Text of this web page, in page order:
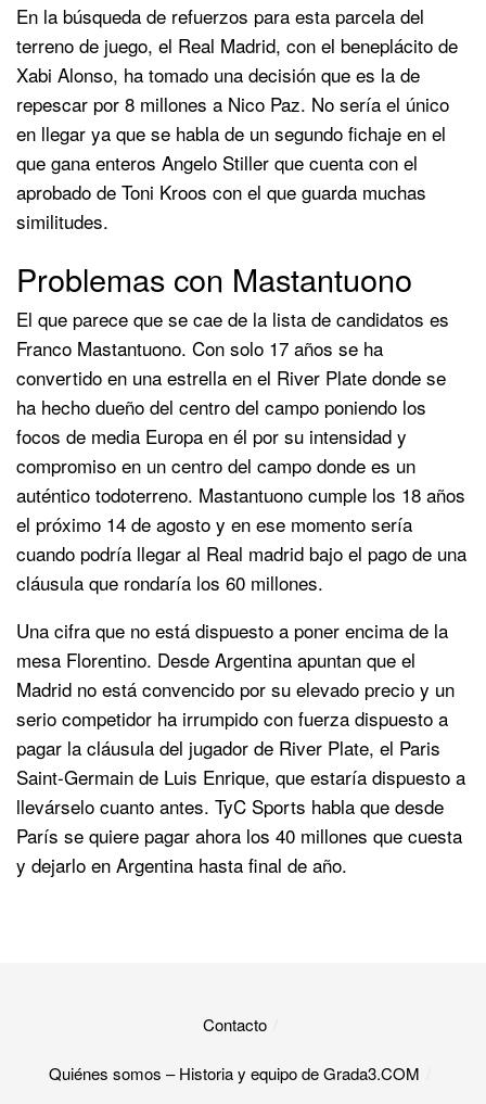
En la búsqueda de refuerzos para esta parcela del
terreno de juego, el Real Madrid, con el beneplácito de
Xabi Alonso, ha tomado una decisión que es la de
repescar por 8 millones a Nico Paz. No sería el único
en llegar ya que se habla de un segundo fichaje en el
que gana enteros Angelo Stiller que cuenta con el
aprobado de Toni Kroos con el que guarda muchas
similitudes.
Problemas con Mastantuono
El que parece que se cae de la lista de candidatos es
Franco Mastantuono. Con solo 17 años se ha
convertido en una estrella en el River Plate donde se
ha hecho dueño del centro del campo poniendo los
focos de media Europa en él por su intensidad y
compromiso en un centro del campo donde es un
auténtico todoterreno. Mastantuono cumple los 18 años
el próximo 14 de agosto y en ese momento sería
cuando podría llegar al Real madrid bajo el pago de una
cláusula que rondaría los 60 millones.
Una cifra que no está dispuesto a poner encima de la
mesa Florentino. Desde Argentina apuntan que el
Madrid no está convencido por su elevado precio y un
serio competidor ha irrumpido con fuerza dispuesto a
pagar la cláusula del jugador de River Plate, el Paris
Saint-Germain de Luis Enrique, que estaría dispuesto a
llevárselo cuanto antes. TyC Sports habla que desde
París se quiere pagar ahora los 40 millones que cuesta
y dejarlo en Argentina hasta final de año.
Contacto
Quiénes somos – Historia y equipo de Grada3.COM